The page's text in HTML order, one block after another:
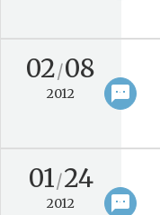
sms
02/08
2012 keyboard_arrow_right
sms
01/24
2012 keyboard_arrow_right